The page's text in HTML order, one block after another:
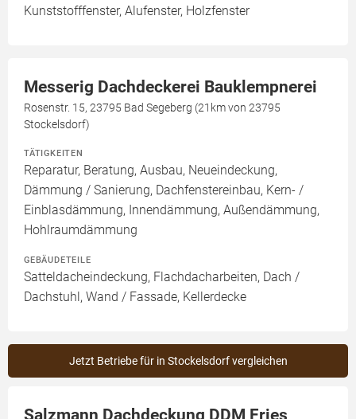
Kunststofffenster, Alufenster, Holzfenster
Messerig Dachdeckerei Bauklempnerei
Rosenstr. 15, 23795 Bad Segeberg (21km von 23795
Stockelsdorf)
TÄTIGKEITEN
Reparatur, Beratung, Ausbau, Neueindeckung,
Dämmung / Sanierung, Dachfenstereinbau, Kern- /
Einblasdämmung, Innendämmung, Außendämmung,
Hohlraumdämmung
GEBÄUDETEILE
Satteldacheindeckung, Flachdacharbeiten, Dach /
Dachstuhl, Wand / Fassade, Kellerdecke
Jetzt Betriebe für in Stockelsdorf vergleichen
Salzmann Dachdeckung DDM Fries